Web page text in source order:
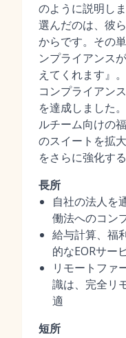
のように説明し
選んだのは、彼
からです。その
ンプライアンス
えてくれます』
コンプライアン
を達成しました
ルチーム向けの
のスイートを拡
をさらに強化す
長所
自社の法人を
働法へのコン
給与計算、福
的なEORサー
リモートファ
識は、完全リ
適
短所